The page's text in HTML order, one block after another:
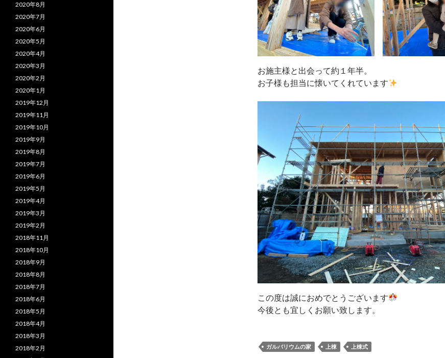
お施主様と出会って約１年半。
お子様も担当に懐いてくれています
この度は誠におめでとうございます
今後とも宜しくお願い致します。
ガルバリウムの家 上棟 上棟式
2020年8月
2020年7月
2020年6月
2020年5月
2020年4月
2020年3月
2020年2月
2020年1月
2019年12月
2019年11月
2019年10月
2019年9月
2019年8月
2019年7月
2019年6月
2019年5月
2019年4月
2019年3月
2019年2月
2018年11月
2018年10月
2018年9月
2018年8月
2018年7月
2018年6月
2018年5月
2018年4月
2018年3月
2018年2月